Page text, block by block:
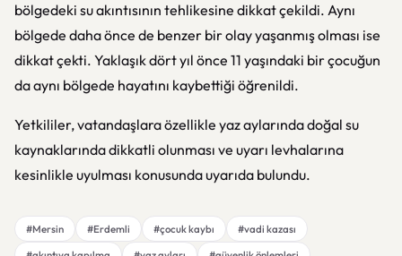
bölgedeki su akıntısının tehlikesine dikkat çekildi. Aynı
bölgede daha önce de benzer bir olay yaşanmış olması ise
dikkat çekti. Yaklaşık dört yıl önce 11 yaşındaki bir çocuğun
da aynı bölgede hayatını kaybettiği öğrenildi.
Yetkililer, vatandaşlara özellikle yaz aylarında doğal su
kaynaklarında dikkatli olunması ve uyarı levhalarına
kesinlikle uyulması konusunda uyarıda bulundu.
#Mersin #Erdemli #çocuk kaybı
#vadi kazası